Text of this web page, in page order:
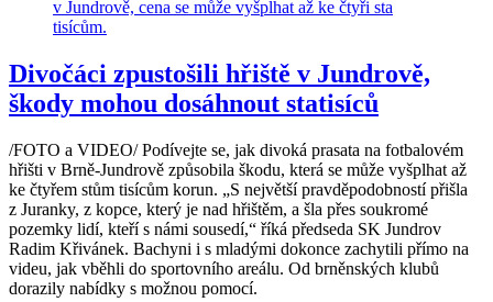
Divočáci zpustošili hřiště v Jundrově,
škody mohou dosáhnout statisíců
/FOTO a VIDEO/ Podívejte se, jak divoká prasata na fotbalovém
hřišti v Brně-Jundrově způsobila škodu, která se může vyšplhat až
ke čtyřem stům tisícům korun. „S největší pravděpodobností přišla
z Juranky, z kopce, který je nad hřištěm, a šla přes soukromé
pozemky lidí, kteří s námi sousedí,“ říká předseda SK Jundrov
Radim Křivánek. Bachyni i s mladými dokonce zachytili přímo na
videu, jak vběhli do sportovního areálu. Od brněnských klubů
dorazily nabídky s možnou pomocí.